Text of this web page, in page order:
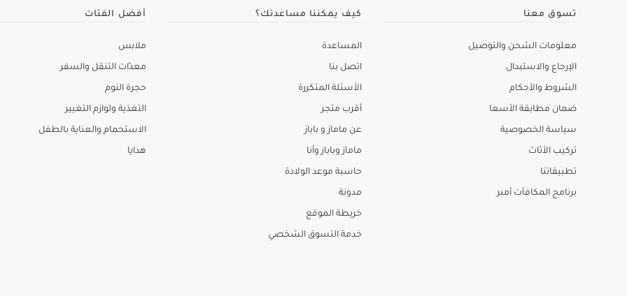
تسوق معنا
معلومات الشحن والتوصيل
الإرجاع والاستبدال
الشروط والأحكام
ضمان مطابقة الأسعا
سياسة الخصوصية
تركيب الأثاث
تطبيقاتنا
برنامج المكافآت أمبر
كيف يمكننا مساعدتك؟
المساعدة
اتصل بنا
الأسئلة المتكررة
أقرب متجر
عن ماماز و باباز
ماماز وباباز وأنا
حاسبة موعد الولادة
مدونة
خريطة الموقع
خدمة التسوق الشخصي
أفضل الفئات
ملابس
معدّات التنقل والسفر
حجرة النوم
التغذية ولوازم التغيير
الاستحمام والعناية بالطفل
هدايا